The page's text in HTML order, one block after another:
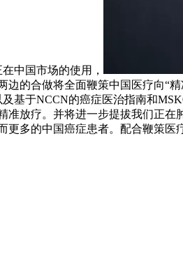
中国市场的使用，
的合做将全面鞭策中国医疗向“
基于NCCN的癌症医治指南和
放疗。并将进一步提拔我们正
多的中国癌症患者。配合鞭策医